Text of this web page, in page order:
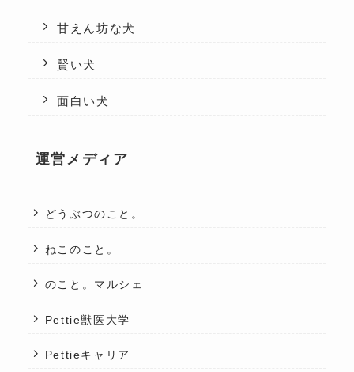
甘えん坊な犬
賢い犬
面白い犬
運営メディア
どうぶつのこと。
ねこのこと。
のこと。マルシェ
Pettie獣医大学
Pettieキャリア